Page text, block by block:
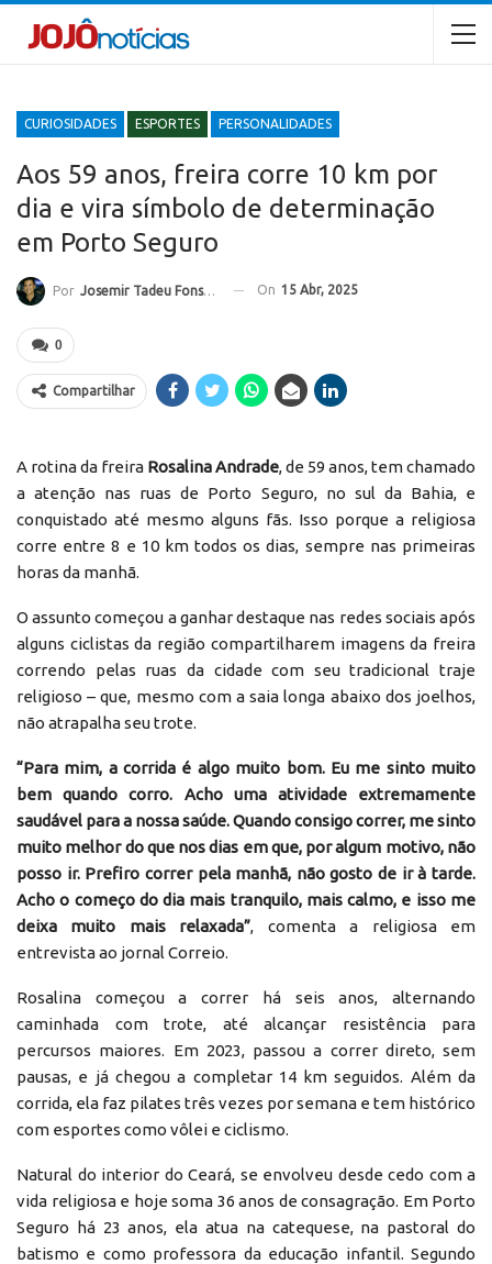
CURIOSIDADES ESPORTES PERSONALIDADES
Aos 59 anos, freira corre 10 km por
dia e vira símbolo de determinação
em Porto Seguro
Por Josemir Tadeu Fonseca On 15 Abr, 2025
0
Compartilhar
A rotina da freira Rosalina Andrade, de 59 anos, tem chamado
a atenção nas ruas de Porto Seguro, no sul da Bahia, e
conquistado até mesmo alguns fãs. Isso porque a religiosa
corre entre 8 e 10 km todos os dias, sempre nas primeiras
horas da manhã.
O assunto começou a ganhar destaque nas redes sociais após
alguns ciclistas da região compartilharem imagens da freira
correndo pelas ruas da cidade com seu tradicional traje
religioso – que, mesmo com a saia longa abaixo dos joelhos,
não atrapalha seu trote.
“Para mim, a corrida é algo muito bom. Eu me sinto muito
bem quando corro. Acho uma atividade extremamente
saudável para a nossa saúde. Quando consigo correr, me sinto
muito melhor do que nos dias em que, por algum motivo, não
posso ir. Prefiro correr pela manhã, não gosto de ir à tarde.
Acho o começo do dia mais tranquilo, mais calmo, e isso me
deixa muito mais relaxada”, comenta a religiosa em
entrevista ao jornal Correio.
Rosalina começou a correr há seis anos, alternando
caminhada com trote, até alcançar resistência para
percursos maiores. Em 2023, passou a correr direto, sem
pausas, e já chegou a completar 14 km seguidos. Além da
corrida, ela faz pilates três vezes por semana e tem histórico
com esportes como vôlei e ciclismo.
Natural do interior do Ceará, se envolveu desde cedo com a
vida religiosa e hoje soma 36 anos de consagração. Em Porto
Seguro há 23 anos, ela atua na catequese, na pastoral do
batismo e como professora da educação infantil. Segundo